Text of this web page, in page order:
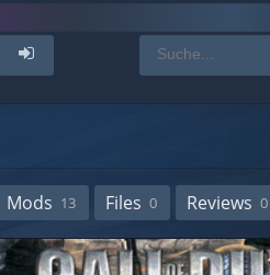
Mods 13 Files 0 Reviews 0